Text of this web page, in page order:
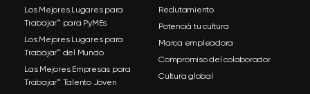
Los Mejores Lugares para
Trabajar™ para PyMEs
Los Mejores Lugares para
Trabajar™ del Mundo
Las Mejores Empresas para
Trabajar™ Talento Joven
Reclutamiento
Potenciá tu cultura
Marca empleadora
Compromiso del colaborador
Cultura global